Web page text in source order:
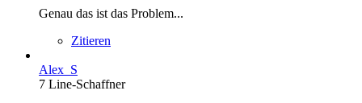
Genau das ist das Problem...
Zitieren
Alex_S
7 Line-Schaffner